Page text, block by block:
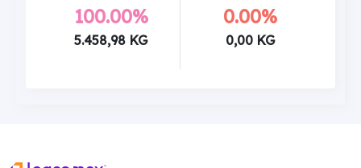
100.00%
5.458,98 KG
0.00%
0,00 KG